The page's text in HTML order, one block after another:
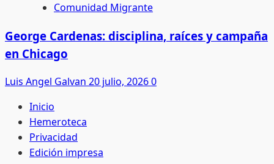
Comunidad Migrante
George Cardenas: disciplina, raíces y campaña
en Chicago
Luis Angel Galvan 20 julio, 20260
Inicio
Hemeroteca
Privacidad
Edición impresa